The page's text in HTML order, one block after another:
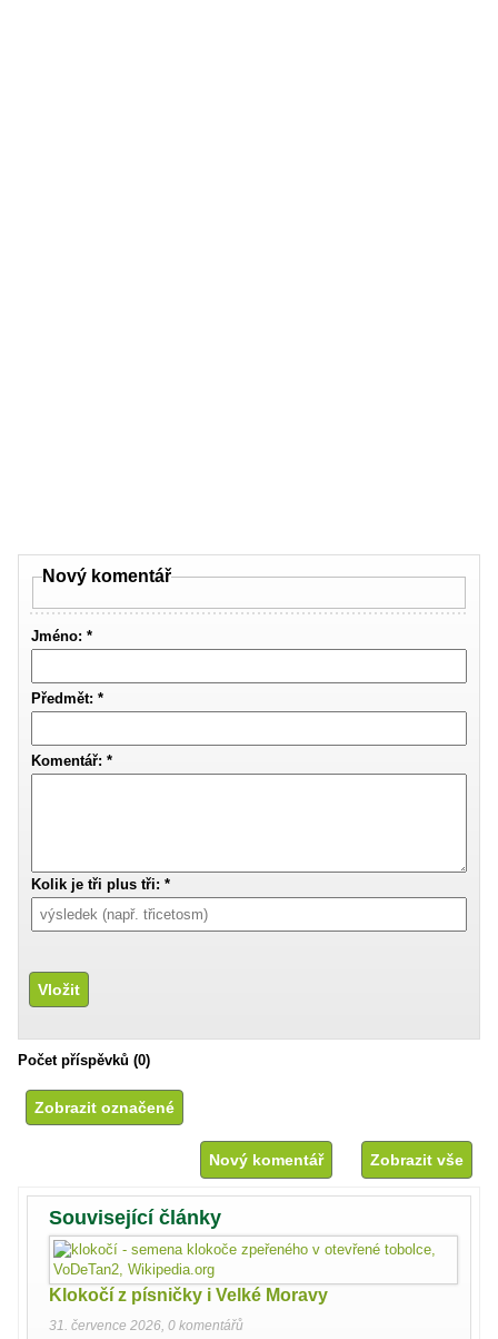
Nový komentář
Jméno: *
Předmět: *
Komentář: *
Kolik je tři plus tři: *
Počet příspěvků (0)
Nový komentář Zobrazit vše
Související články
Klokočí z písničky i Velké Moravy
31. července 2026, 0 komentářů